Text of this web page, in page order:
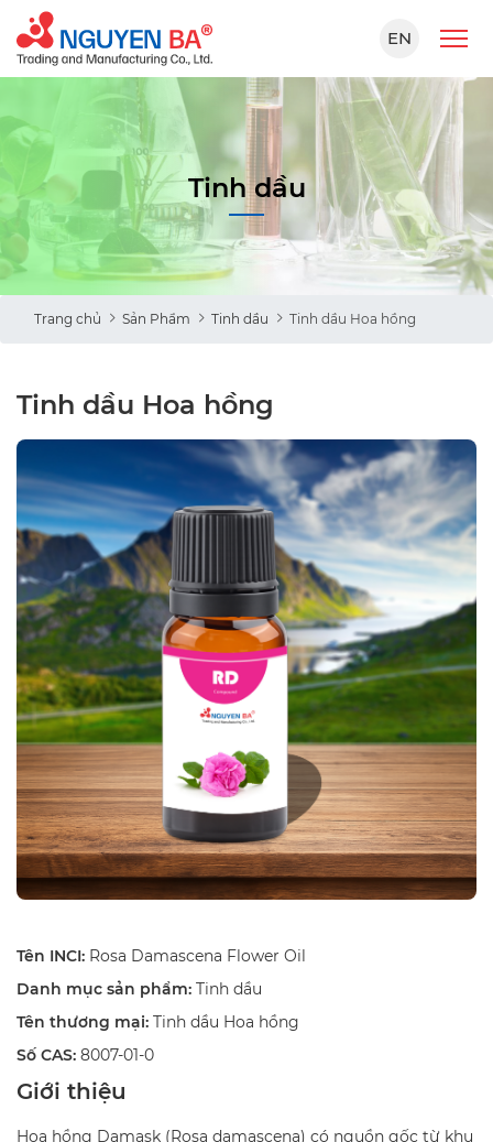
EN
Tinh dầu
Trang chủ Sản Phẩm Tinh dầu Tinh dầu Hoa hồng
Tinh dầu Hoa hồng
Tên INCI: Rosa Damascena Flower Oil
Danh mục sản phẩm: Tinh dầu
Tên thương mại: Tinh dầu Hoa hồng
Số CAS: 8007-01-0
Giới thiệu
Hoa hồng Damask (Rosa damascena) có nguồn gốc từ khu